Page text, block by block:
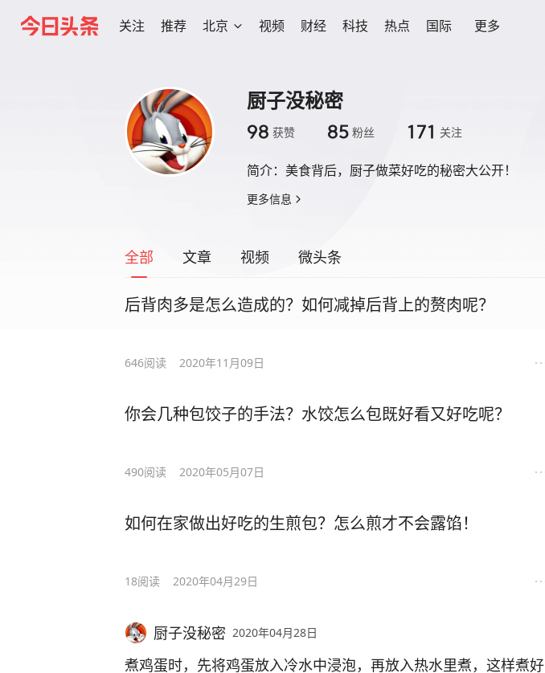
关注 推荐 北京 视频 财经 科技 热点 国际 更多
厨子没秘密
98 获赞 85 粉丝 171 关注
简介： 美食背后，厨子做菜好吃的秘密大公开！
更多信息
全部 文章 视频 微头条
后背肉多是怎么造成的？如何减掉后背上的赘肉呢？
646阅读 2020年11月09日
你会几种包饺子的手法？水饺怎么包既好看又好吃呢？
490阅读 2020年05月07日
如何在家做出好吃的生煎包？怎么煎才不会露馅！
18阅读 2020年04月29日
厨子没秘密 2020年04月28日
煮鸡蛋时，先将鸡蛋放入冷水中浸泡，再放入热水里煮，这样煮好